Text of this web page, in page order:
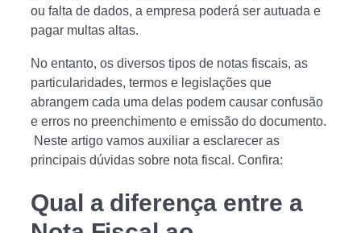
ou falta de dados, a empresa poderá ser autuada e
pagar multas altas.
No entanto, os diversos tipos de notas fiscais, as
particularidades, termos e legislações que
abrangem cada uma delas podem causar confusão
e erros no preenchimento e emissão do documento.
Neste artigo vamos auxiliar a esclarecer as
principais dúvidas sobre nota fiscal. Confira:
Qual a diferença entre a